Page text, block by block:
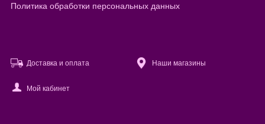
Политика обработки персональных данных
Доставка и оплата Наши магазины
Мой кабинет